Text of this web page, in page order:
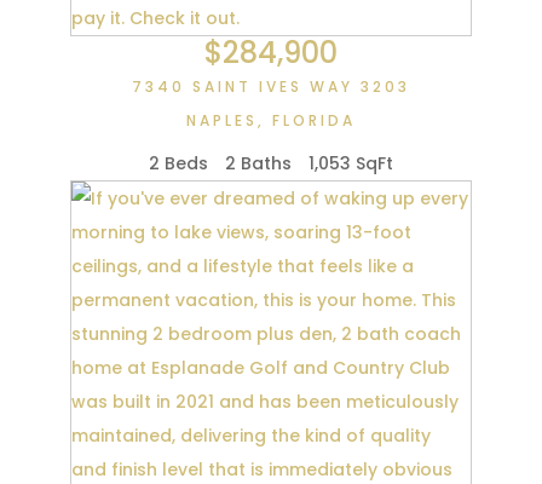
$284,900
7340 SAINT IVES WAY 3203
NAPLES , FLORIDA
2 Beds 2 Baths 1,053 SqFt